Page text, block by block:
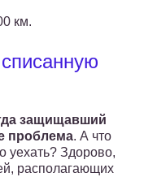
км.
защищавший
проблема. А что
уехать? Здорово,
располагающих